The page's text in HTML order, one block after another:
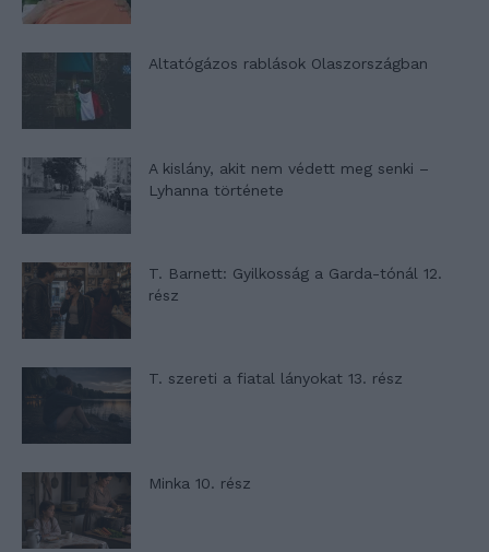
Altatógázos rablások Olaszországban
A kislány, akit nem védett meg senki –
Lyhanna története
T. Barnett: Gyilkosság a Garda-tónál 12.
rész
T. szereti a fiatal lányokat 13. rész
Minka 10. rész